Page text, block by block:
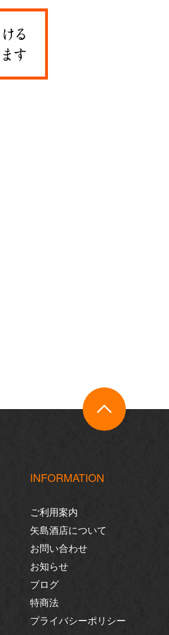
INFORMATION
ご利用案内
矢島酒店について
お問い合わせ
お知らせ
ブログ
特商法
プライバシーポリシー